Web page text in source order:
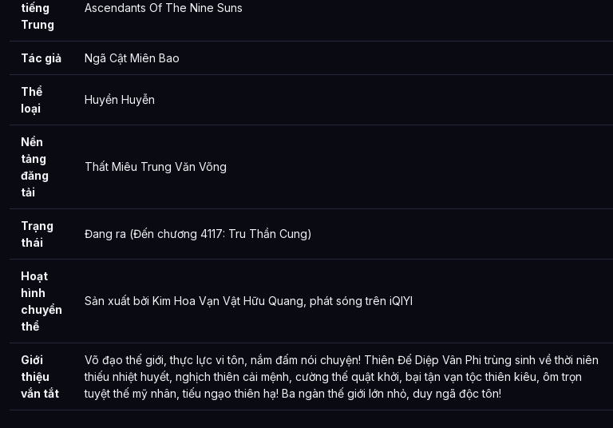
tiếng
Trung
Ascendants Of The Nine Suns
Tác giả Ngã Cật Miên Bao
Thể
loại
Huyền Huyễn
Nền
tảng
đăng
tải
Thất Miêu Trung Văn Võng
Trạng
thái
Đang ra (Đến chương 4117: Tru Thần Cung)
Hoạt
hình
chuyển
thể
Sản xuất bởi Kim Hoa Vạn Vật Hữu Quang, phát sóng trên iQIYI
Giới
thiệu
vắn tắt
Võ đạo thế giới, thực lực vi tôn, nắm đấm nói chuyện! Thiên Đế Diệp Vân Phi trùng sinh về thời niên
thiếu nhiệt huyết, nghịch thiên cải mệnh, cường thế quật khởi, bại tận vạn tộc thiên kiêu, ôm trọn
tuyệt thế mỹ nhân, tiếu ngạo thiên hạ! Ba ngàn thế giới lớn nhỏ, duy ngã độc tôn!